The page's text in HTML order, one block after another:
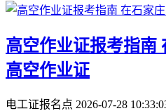
高空作业证报考指南
高空作业证
电工证报名点 2026-07-28